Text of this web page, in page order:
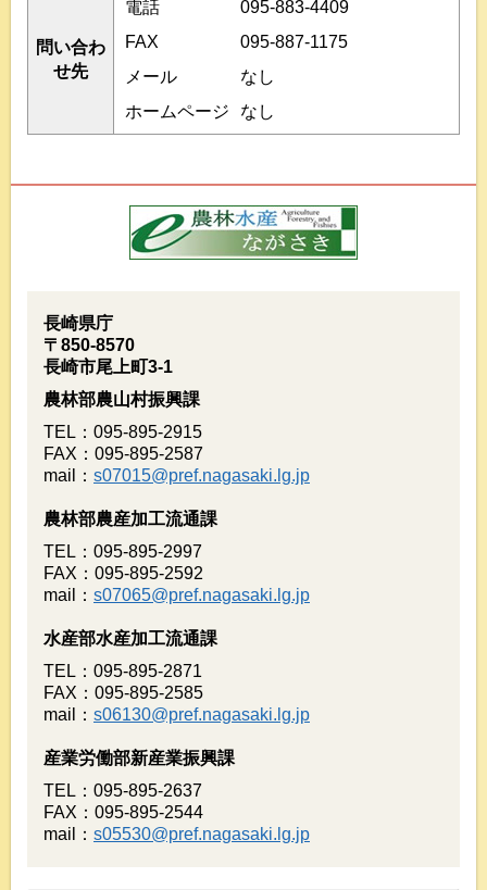
問い合わ
せ先
電話
095-883-4409
FAX
095-887-1175
メール
なし
ホームページ
なし
長崎県庁
〒850-8570
長崎市尾上町3-1
農林部農山村振興課
TEL：095-895-2915
FAX：095-895-2587
mail： s07015@pref.nagasaki.lg.jp
農林部農産加工流通課
TEL：095-895-2997
FAX：095-895-2592
mail： s07065@pref.nagasaki.lg.jp
水産部水産加工流通課
TEL：095-895-2871
FAX：095-895-2585
mail： s06130@pref.nagasaki.lg.jp
産業労働部新産業振興課
TEL：095-895-2637
FAX：095-895-2544
mail： s05530@pref.nagasaki.lg.jp